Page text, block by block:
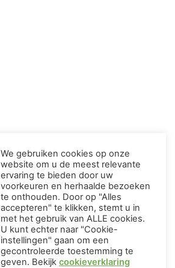
We gebruiken cookies op onze
website om u de meest relevante
ervaring te bieden door uw
voorkeuren en herhaalde bezoeken
te onthouden. Door op "Alles
accepteren" te klikken, stemt u in
met het gebruik van ALLE cookies.
U kunt echter naar "Cookie-
instellingen" gaan om een ​​
gecontroleerde toestemming te
geven. Bekijk cookieverklaring